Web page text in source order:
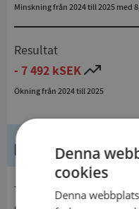
Minskning från 2024 till 2025 med
Resultat
- 7 492 kSEK
Ökning från 2024 till 2025
Denna
cookies
Denna